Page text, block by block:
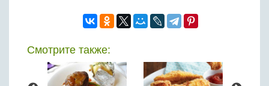
Смотрите также: